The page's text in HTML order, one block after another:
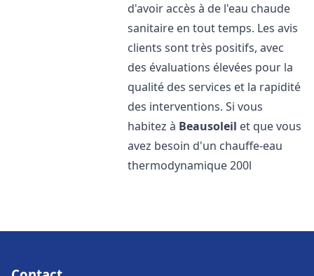
d'avoir accès à de l'eau chaude
sanitaire en tout temps. Les avis
clients sont très positifs, avec
des évaluations élevées pour la
qualité des services et la rapidité
des interventions. Si vous
habitez à Beausoleil et que vous
avez besoin d'un chauffe-eau
thermodynamique 200l